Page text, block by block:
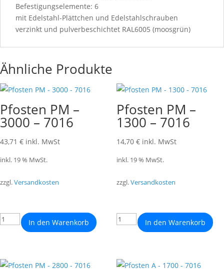
Befestigungselemente: 6
mit Edelstahl-Plättchen und Edelstahlschrauben
verzinkt und pulverbeschichtet RAL6005 (moosgrün)
Ähnliche Produkte
Pfosten PM –
3000 – 7016
43,71 € inkl. MwSt
inkl. 19 % MwSt.
zzgl.Versandkosten
In den Warenkorb
Pfosten PM –
1300 – 7016
14,70 € inkl. MwSt
inkl. 19 % MwSt.
zzgl.Versandkosten
In den Warenkorb